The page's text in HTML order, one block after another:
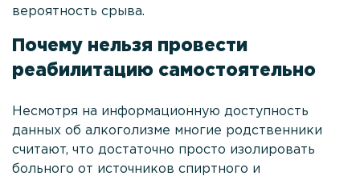
Психологическая помощь
Мотивация на лечение
Лечение созависимости
Родственникам
О клинике
вероятность срыва.
Почему нельзя провести
реабилитацию самостоятельно
Несмотря на информационную доступность
данных об алкоголизме многие родственники
считают, что достаточно просто изолировать
больного от источников спиртного и